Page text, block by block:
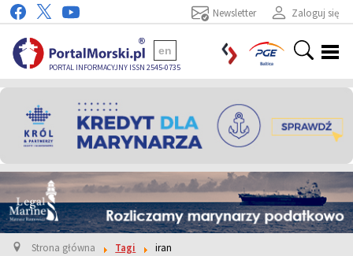
Zaloguj się
Newsletter
PORTAL INFORMACYJNY ISSN 2545-0735
en
Strona główna Tagi iran